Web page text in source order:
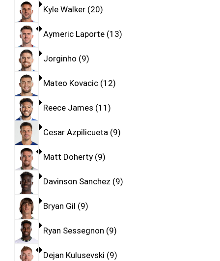
Kyle Walker 20
Aymeric Laporte 13
Jorginho 9
Mateo Kovacic 12
Reece James 11
Cesar Azpilicueta 9
Matt Doherty 9
Davinson Sanchez 9
Bryan Gil 9
Ryan Sessegnon 9
Dejan Kulusevski 9